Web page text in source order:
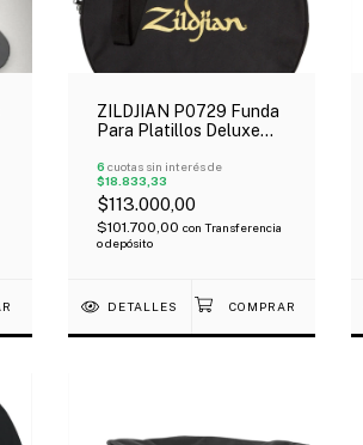
ZILDJIAN P0729 Funda
Para Platillos Deluxe
6 cuotas sin interés de
$18.833,33
$113.000,00
$101.700,00 con Transferencia
o depósito
DETALLES